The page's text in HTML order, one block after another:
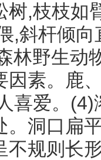
树,枝枝如
,斜杆倾
林野生动
因素。鹿
喜爱。
。洞口扁
不规则长